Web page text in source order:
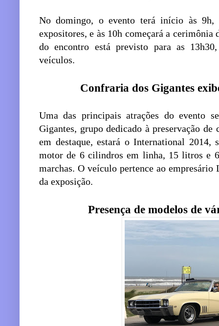
No domingo, o evento terá início às 9h,
expositores, e às 10h começará a
do encontro está previsto para as
veículos.
Confraria dos Gigantes
Uma das principais atrações do evento
Gigantes, grupo dedicado à preservação
em destaque, estará o International 2014,
motor de 6 cilindros em linha, 15 litros e
marchas. O veículo pertence ao
da exposição.
Presença de modelos de